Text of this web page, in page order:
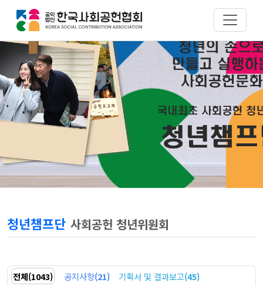
청년챔프단 사회공헌 청년위원회
전체(1043) 공지사항(21) 기획서 및 결과보고(45)